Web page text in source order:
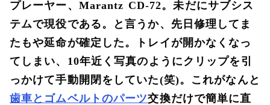
プレーヤー、 Marantz CD-72。未だにサブシス
テムで現役である。と言うか、先日修理してま
たもや延命が確定した。トレイが開かなくなっ
てしまい、10年近く写真のようにクリップを引
っかけて手動開閉をしていた(笑)。これがなんと
歯車とゴムベルトのパーツ交換だけで簡単に直